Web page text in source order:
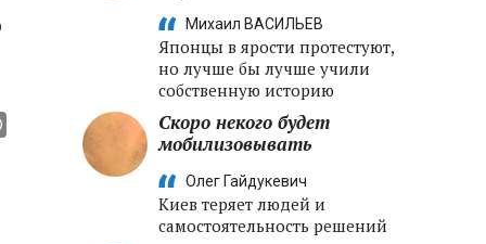
Михаил ВАСИЛЬЕВ
Японцы в ярости протестуют,
но лучше бы лучше учили
собственную историю
Скоро некого будет
мобилизовывать
Олег Гайдукевич
Киев теряет людей и
самостоятельность решений